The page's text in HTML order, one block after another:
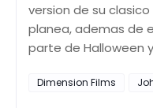
version de su
planea, ademas de
parte de Halloween
Dimension Films